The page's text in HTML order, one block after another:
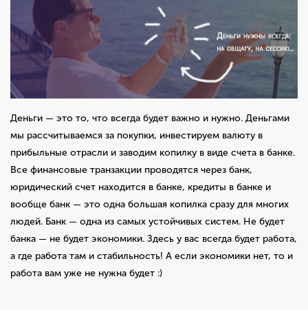
Деньги — это то, что всегда будет важно и нужно. Деньгами
мы рассчитываемся за покупки, инвестируем валюту в
прибыльные отрасли и заводим копилку в виде счета в банке.
Все финансовые транзакции проводятся через банк,
юридический счет находится в банке, кредиты в банке и
вообще банк — это одна большая копилка сразу для многих
людей. Банк — одна из самых устойчивых систем. Не будет
банка — не будет экономики. Здесь у вас всегда будет работа,
а где работа там и стабильность! А если экономики нет, то и
работа вам уже не нужна будет :)